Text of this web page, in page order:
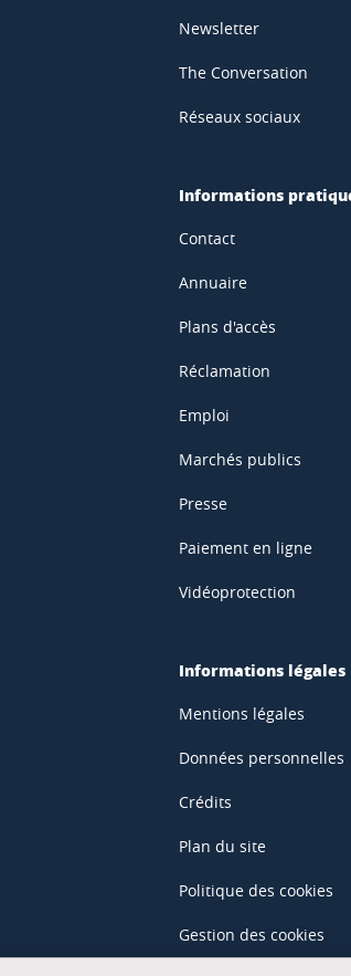
Newsletter
The Conversation
Réseaux sociaux
Informations
Contact
Annuaire
Plans d'accès
Réclamation
Emploi
Marchés publics
Presse
Paiement en ligne
Vidéoprotection
Informations légales
Mentions légales
Données personnelles
Crédits
Plan du site
Politique des cookies
Gestion des cookies